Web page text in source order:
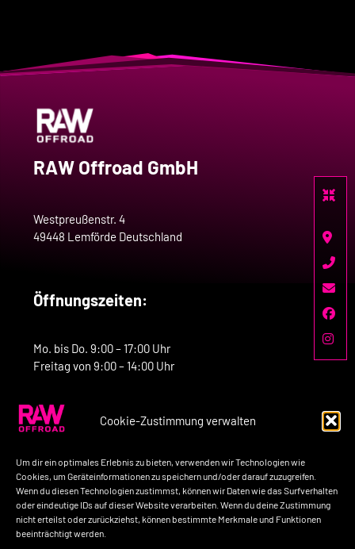
Cookie-Zustimmung verwalten
Um dir ein optimales Erlebnis zu bieten, verwenden wir Technologien wie
Cookies, um Geräteinformationen zu speichern und/oder darauf zuzugreifen.
Wenn du diesen Technologien zustimmst, können wir Daten wie das Surfverhalten
oder eindeutige IDs auf dieser Website verarbeiten. Wenn du deine Zustimmung
nicht erteilst oder zurückziehst, können bestimmte Merkmale und Funktionen
beeinträchtigt werden.
RAW Offroad GmbH
Westpreußenstr. 4
49448 Lemförde Deutschland
Öffnungszeiten:
Mo. bis Do. 9:00 – 17:00 Uhr
Freitag von 9:00 – 14:00 Uhr
Kontakt:
Telefon: +49-160-7758517
E-Mail: kontakt@raw-offroad.de